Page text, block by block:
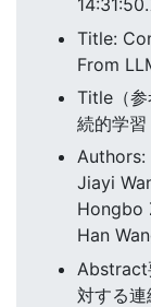
Title:
From
Title（参
続的学
Authors:
Jiayi
Hongbo
Han
Abstract
対する